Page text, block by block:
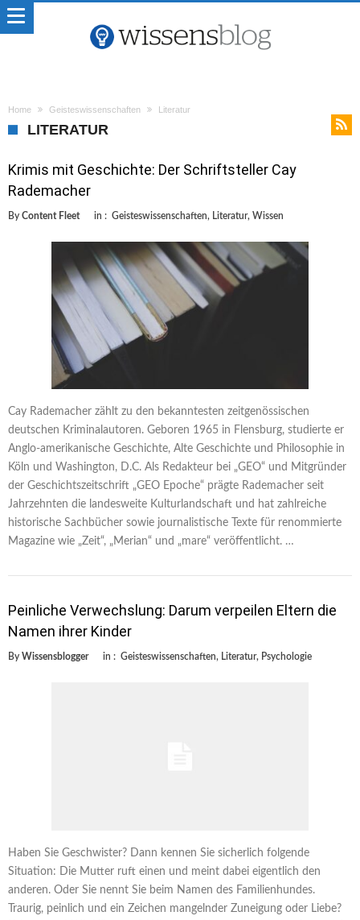
Home Geisteswissenschaften Literatur
LITERATUR
Krimis mit Geschichte: Der Schriftsteller Cay
Rademacher
By Content Fleet in : Geisteswissenschaften, Literatur, Wissen
Cay Rademacher zählt zu den bekanntesten zeitgenössischen
deutschen Kriminalautoren. Geboren 1965 in Flensburg, studierte er
Anglo-amerikanische Geschichte, Alte Geschichte und Philosophie in
Köln und Washington, D.C. Als Redakteur bei „GEO“ und Mitgründer
der Geschichtszeitschrift „GEO Epoche“ prägte Rademacher seit
Jahrzehnten die landesweite Kulturlandschaft und hat zahlreiche
historische Sachbücher sowie journalistische Texte für renommierte
Magazine wie „Zeit“, „Merian“ und „mare“ veröffentlicht. …
Peinliche Verwechslung: Darum verpeilen Eltern die
Namen ihrer Kinder
By Wissensblogger in : Geisteswissenschaften, Literatur, Psychologie
Haben Sie Geschwister? Dann kennen Sie sicherlich folgende
Situation: Die Mutter ruft einen und meint dabei eigentlich den
anderen. Oder Sie nennt Sie beim Namen des Familienhundes.
Traurig, peinlich und ein Zeichen mangelnder Zuneigung oder Liebe?